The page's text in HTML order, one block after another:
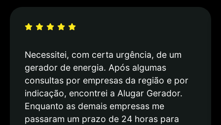
Necessitei, com certa urgência, de um
gerador de energia. Após algumas
consultas por empresas da região e por
indicação, encontrei a Alugar Gerador.
Enquanto as demais empresas me
passaram um prazo de 24 horas para